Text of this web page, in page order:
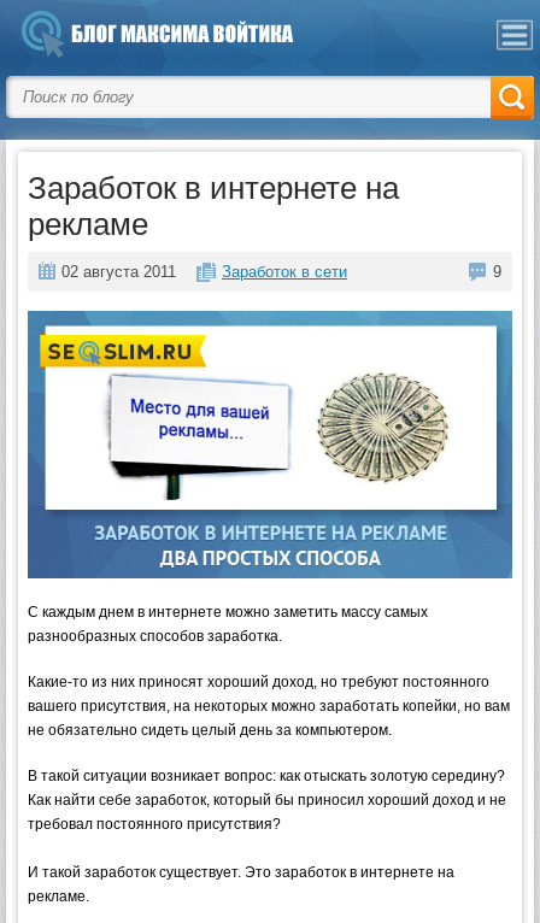
Заработок в интернете на
рекламе
02 августа 2011 Заработок в сети 9
С каждым днем в интернете можно заметить массу самых
разнообразных способов заработка.
Какие-то из них приносят хороший доход, но требуют постоянного
вашего присутствия, на некоторых можно заработать копейки, но вам
не обязательно сидеть целый день за компьютером.
В такой ситуации возникает вопрос: как отыскать золотую середину?
Как найти себе заработок, который бы приносил хороший доход и не
требовал постоянного присутствия?
И такой заработок существует. Это заработок в интернете на
рекламе.